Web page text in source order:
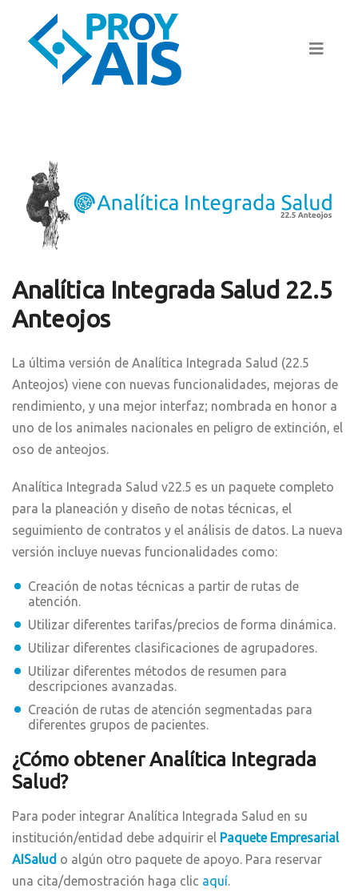
Analítica Integrada Salud 22.5
Anteojos
La última versión de Analítica Integrada Salud (22.5
Anteojos) viene con nuevas funcionalidades, mejoras de
rendimiento, y una mejor interfaz; nombrada en honor a
uno de los animales nacionales en peligro de extinción, el
oso de anteojos.
Analítica Integrada Salud v22.5 es un paquete completo
para la planeación y diseño de notas técnicas, el
seguimiento de contratos y el análisis de datos. La nueva
versión incluye nuevas funcionalidades como:
Creación de notas técnicas a partir de rutas de
atención.
Utilizar diferentes tarifas/precios de forma dinámica.
Utilizar diferentes clasificaciones de agrupadores.
Utilizar diferentes métodos de resumen para
descripciones avanzadas.
Creación de rutas de atención segmentadas para
diferentes grupos de pacientes.
¿Cómo obtener Analítica Integrada
Salud?
Para poder integrar Analítica Integrada Salud en su
institución/entidad debe adquirir el Paquete Empresarial
AISalud o algún otro paquete de apoyo. Para reservar
una cita/demostración haga clic aquí